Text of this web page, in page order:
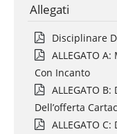
Allegati
Disciplinare
ALLEGATO
Con Incanto
ALLEGATO
Dell’offerta
ALLEGATO